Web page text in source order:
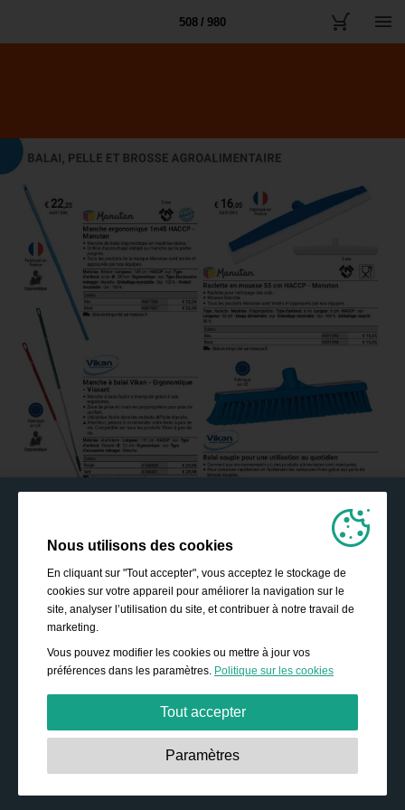
508 / 980
Nous utilisons des cookies
En cliquant sur "Tout accepter", vous acceptez le stockage de
cookies sur votre appareil pour améliorer la navigation sur le
site, analyser l’utilisation du site, et contribuer à notre travail de
marketing.
Vous pouvez modifier les cookies ou mettre à jour vos
préférences dans les paramètres. Politique sur les cookies
Tout accepter
Strictement nécessaires:
Ces cookies sont essentiels
Paramètres